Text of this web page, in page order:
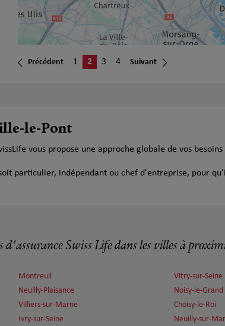
Précédent 1 2 3 4 Suivant
le-Pont
vous propose une approche globale de vos
particulier, indépendant ou chef d'entreprise, pour
d'assurance Swiss Life dans les villes à
Montreuil
Neuilly-Plaisance
Villiers-sur-Marne
Ivry-sur-Seine
Vitry-sur-Seine
Noisy-le-Grand
Choisy-le-Roi
Neuilly-sur-